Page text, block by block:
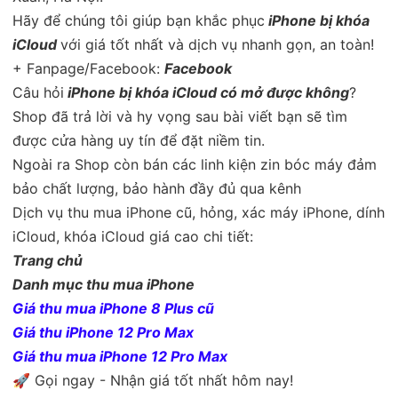
Hãy để chúng tôi giúp bạn khắc phục iPhone bị khóa
iCloudvới giá tốt nhất và dịch vụ nhanh gọn, an toàn!
+ Fanpage/Facebook: Facebook
Câu hỏi iPhone bị khóa iCloud có mở được không?
Shop đã trả lời và hy vọng sau bài viết bạn sẽ tìm
được cửa hàng uy tín để đặt niềm tin.
Ngoài ra Shop còn bán các linh kiện zin bóc máy đảm
bảo chất lượng, bảo hành đầy đủ qua kênh
Dịch vụ thu mua iPhone cũ, hỏng, xác máy iPhone, dính
iCloud, khóa iCloud giá cao chi tiết:
Trang chủ
Danh mục thu mua iPhone
Giá thu mua iPhone 8 Plus cũ
Giá thu iPhone 12 Pro Max
Giá thu mua iPhone 12 Pro Max
🚀 Gọi ngay - Nhận giá tốt nhất hôm nay!